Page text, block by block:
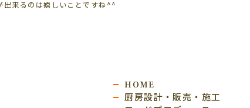
出来るのは嬉しいことですね^^
HOME
厨房設計・販売・施工